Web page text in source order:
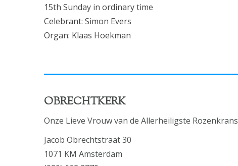
15th Sunday in ordinary time
Celebrant: Simon Evers
Organ: Klaas Hoekman
OBRECHTKERK
Onze Lieve Vrouw van de Allerheiligste Rozenkrans
Jacob Obrechtstraat 30
1071 KM Amsterdam